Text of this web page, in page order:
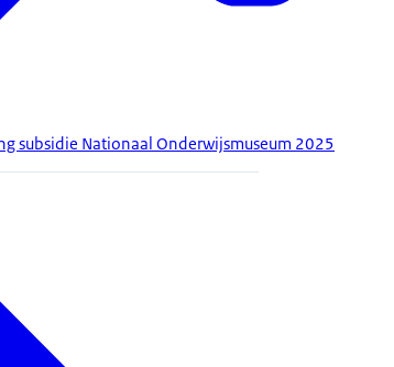
subsidie Nationaal Onderwijsmuseum 2025